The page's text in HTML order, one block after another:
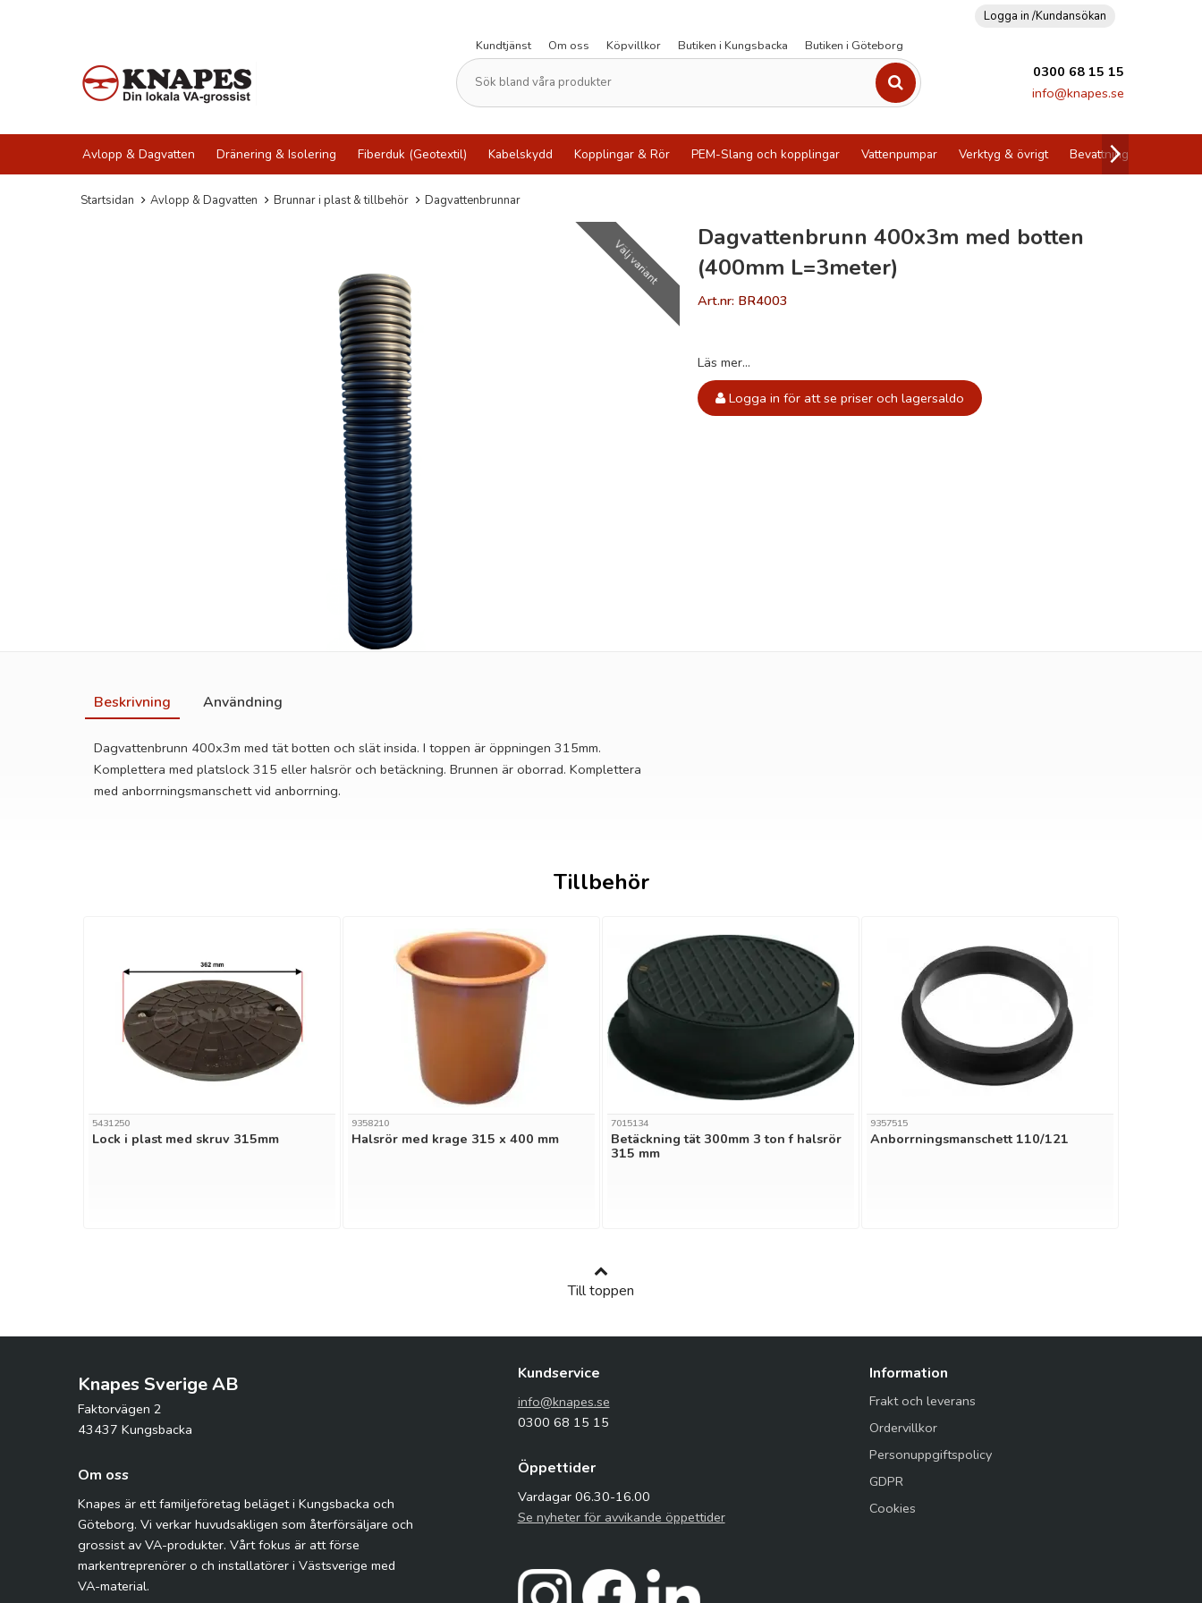
Logga in /Kundansökan
Kundtjänst
Om oss Köpvillkor Butiken i Kungsbacka Butiken i Göteborg
0300 68 15 15
info@knapes.se
Avlopp & Dagvatten Dränering & Isolering Fiberduk (Geotextil) Kabelskydd Kopplingar & Rör PEM-Slang och kopplingar Vattenpumpar Verktyg & övrigt Bevattning
Startsidan Avlopp & Dagvatten Brunnar i plast & tillbehör Dagvattenbrunnar
Välj variant
Dagvattenbrunn 400x3m med botten
(400mm L=3meter)
Art.nr: BR4003
Läs mer...
Logga in för att se priser och lagersaldo
Beskrivning Användning
Dagvattenbrunn 400x3m med tät botten och slät insida. I toppen är öppningen 315mm.
Komplettera med platslock 315 eller halsrör och betäckning. Brunnen är oborrad. Komplettera
med anborrningsmanschett vid anborrning.
Tillbehör
Lock i plast med skruv 315mm
5431250
Halsrör med krage 315 x 400 mm
9358210
Betäckning tät 300mm 3 ton f halsrör
315 mm
7015134
Anborrningsmanschett 110/121
9357515
Till toppen
Knapes Sverige AB
Faktorvägen 2
43437 Kungsbacka
Om oss
Knapes är ett familjeföretag beläget i Kungsbacka och
Göteborg. Vi verkar huvudsakligen som återförsäljare och
grossist av VA-produkter. Vårt fokus är att förse
markentreprenörer o ch installatörer i Västsverige med
VA-material.
Kundservice
info@knapes.se
0300 68 15 15
Öppettider
Vardagar 06.30-16.00
Se nyheter för avvikande öppettider
Information
Frakt och leverans
Ordervillkor
Personuppgiftspolicy
GDPR
Cookies